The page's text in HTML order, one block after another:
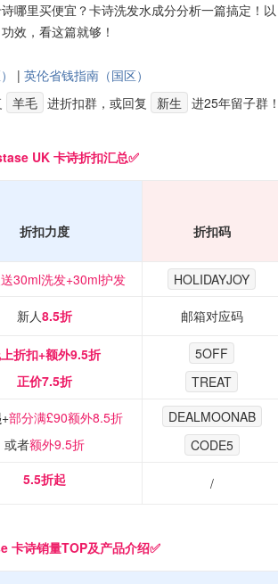
哪里买便宜？卡诗洗发水成分分析一篇搞定！以
效，看这篇就够！
| 英伦省钱指南（国区）
羊毛 进折扣群，或回复 新生 进25年留子群！
UK 卡诗折扣汇总✅
折扣力度 折扣码
送30ml洗发+30ml护发 HOLIDAYJOY
新人8.5折 邮箱对应码
折扣+额外9.5折
正价7.5折
5OFF
TREAT
+部分满£90额外8.5折
或者额外9.5折
DEALMOONAB
CODE5
5.5折起 /
卡诗销量TOP及产品介绍✅